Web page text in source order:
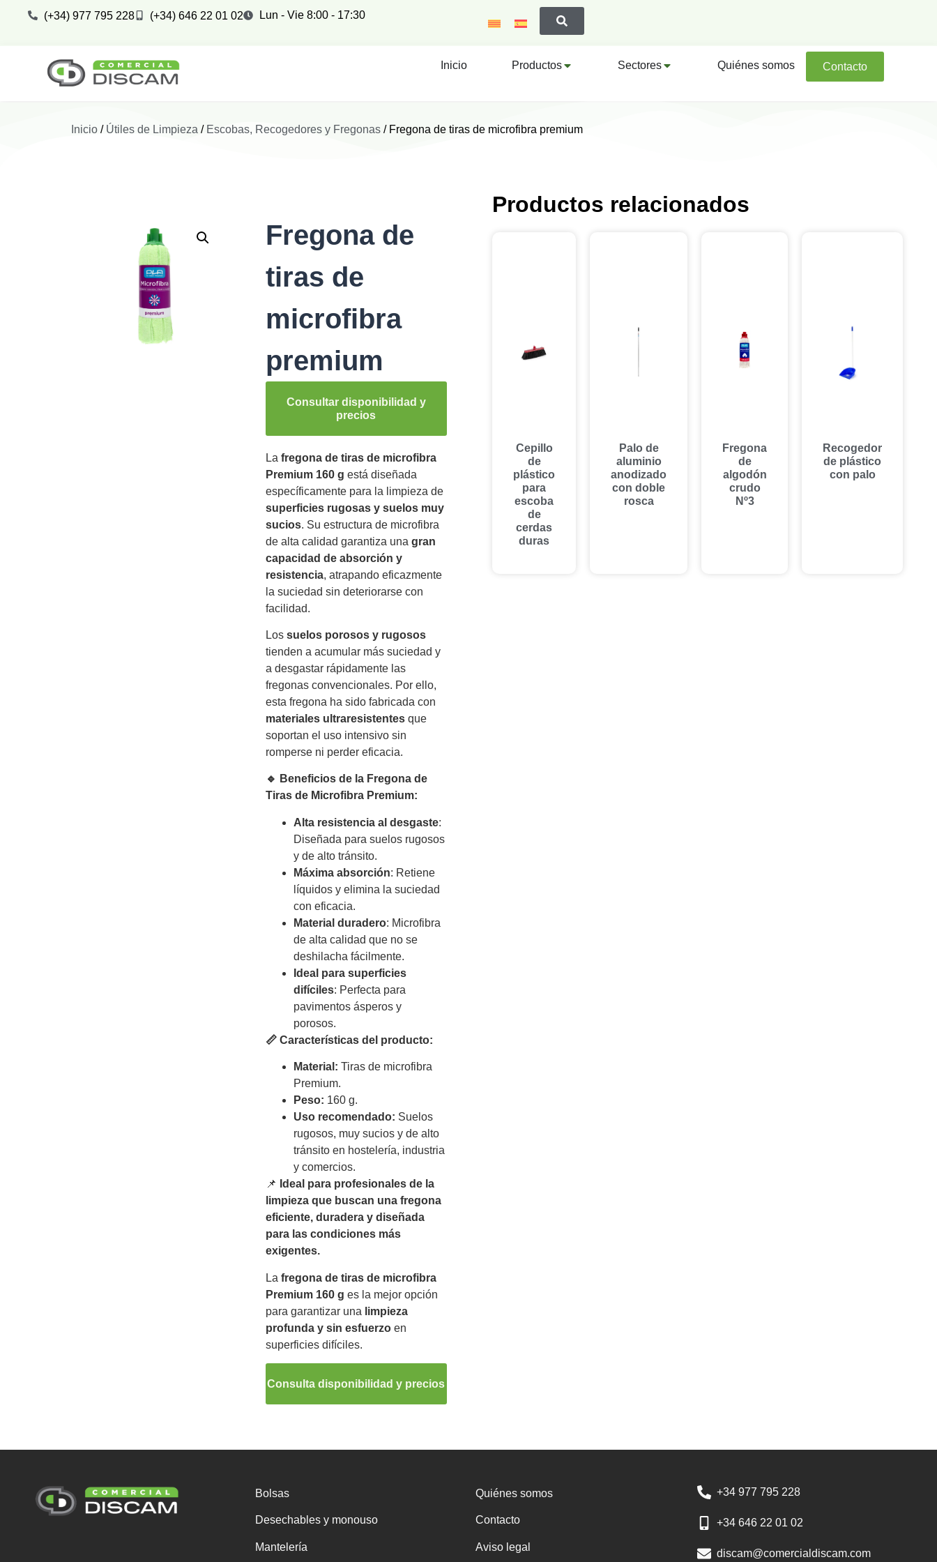
(+34) 977 795 228 (+34) 646 22 01 02 Lun - Vie 8:00 - 17:30
Inicio Productos Sectores Quiénes somos Contacto
Inicio / Útiles de Limpieza / Escobas, Recogedores y Fregonas / Fregona de tiras de microfibra premium
Fregona de
tiras de
microfibra
premium
Consultar disponibilidad y
precios
La fregona de tiras de microfibra
Premium 160 g está diseñada
específicamente para la limpieza de
superficies rugosas y suelos muy
sucios. Su estructura de microfibra
de alta calidad garantiza una gran
capacidad de absorción y
resistencia, atrapando eficazmente
la suciedad sin deteriorarse con
facilidad.
Los suelos porosos y rugosos
tienden a acumular más suciedad y
a desgastar rápidamente las
fregonas convencionales. Por ello,
esta fregona ha sido fabricada con
materiales ultraresistentesque
soportan el uso intensivo sin
romperse ni perder eficacia.
🔹 Beneficios de la Fregona de
Tiras de Microfibra Premium:
Alta resistencia al desgaste:
Diseñada para suelos rugosos
y de alto tránsito.
Máxima absorción: Retiene
líquidos y elimina la suciedad
con eficacia.
Material duradero: Microfibra
de alta calidad que no se
deshilacha fácilmente.
Ideal para superficies
difíciles: Perfecta para
pavimentos ásperos y
porosos.
📏 Características del producto:
Material: Tiras de microfibra
Premium.
Peso: 160 g.
Uso recomendado: Suelos
rugosos, muy sucios y de alto
tránsito en hostelería, industria
y comercios.
📌 Ideal para profesionales de la
limpieza que buscan una fregona
eficiente, duradera y diseñada
para las condiciones más
exigentes.
La fregona de tiras de microfibra
Premium 160 g es la mejor opción
para garantizar una limpieza
profunda y sin esfuerzoen
superficies difíciles.
Consulta disponibilidad y precios
Productos relacionados
Cepillo
de
plástico
para
escoba
de
cerdas
duras
Palo de
aluminio
anodizado
con doble
rosca
Fregona
de
algodón
crudo
Nº3
Recogedor
de plástico
con palo
Bolsas
Desechables y monouso
Mantelería
Quiénes somos
Contacto
Aviso legal
+34 977 795 228
+34 646 22 01 02
discam@comercialdiscam.com